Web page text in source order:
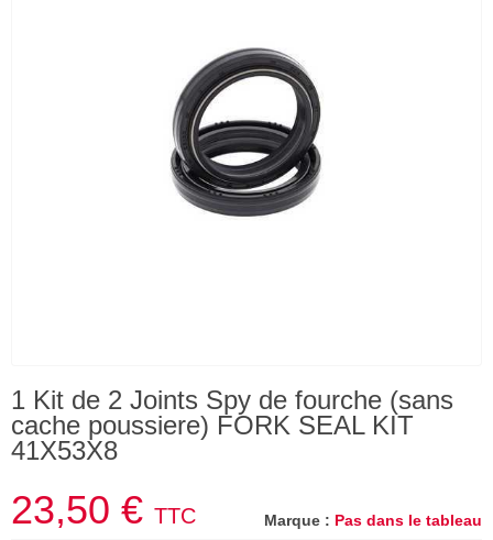
1 Kit de 2 Joints Spy de fourche (sans
cache poussiere) FORK SEAL KIT
41X53X8
Marque : Pas dans le tableau
23,50 € TTC